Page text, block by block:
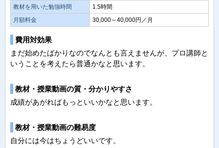
教材を用いた勉強時間
1.5時間
月額料金
30,000～40,000円／月
費用対効果
まだ始めたばかりなのでなんとも言えませんが、プロ講師と
いうことを考えたら普通かなと思います。
教材・授業動画の質・分かりやすさ
成績があがればもっといいかなと思います。
教材・授業動画の難易度
自分には今はちょうどいいです。